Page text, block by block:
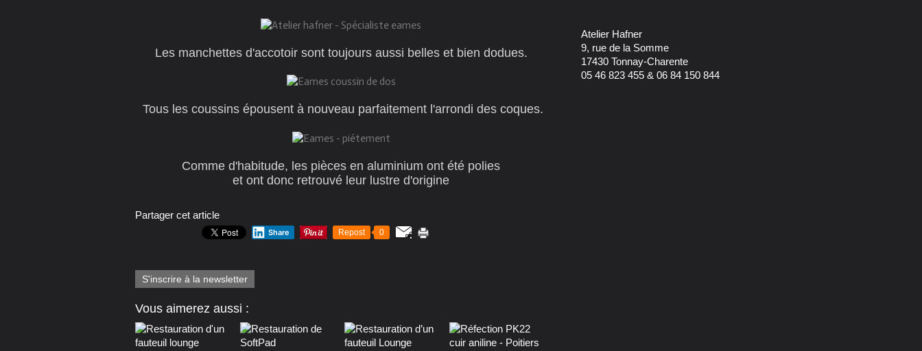
Les manchettes d'accotoir sont toujours aussi belles et bien dodues.
Tous les coussins épousent à nouveau parfaitement l'arrondi des coques.
Comme d'habitude, les pièces en aluminium ont été polies
et ont donc retrouvé leur lustre d'origine
Partager cet article
Share Repost 0
S'inscrire à la newsletter
Vous aimerez aussi :
Atelier Hafner
9, rue de la Somme
17430 Tonnay-Charente
05 46 823 455 & 06 84 150 844